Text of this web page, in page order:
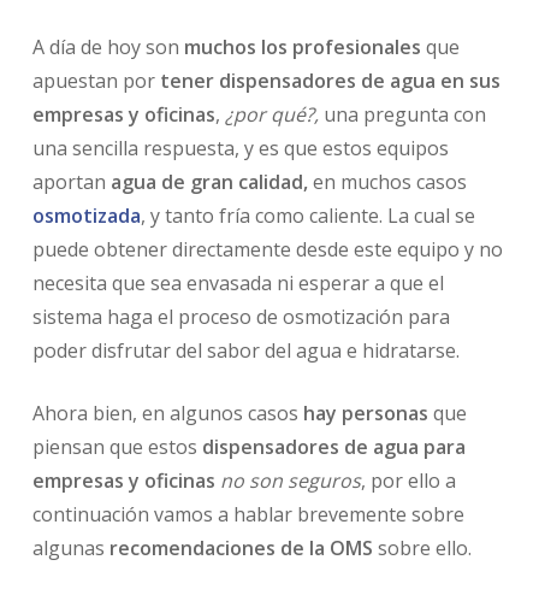
A día de hoy son muchos los profesionales que
apuestan por tener dispensadores de agua en sus
empresas y oficinas, ¿por qué?,una pregunta con
una sencilla respuesta, y es que estos equipos
aportan agua de gran calidad,en muchos casos
osmotizada, y tanto fría como caliente. La cual se
puede obtener directamente desde este equipo y no
necesita que sea envasada ni esperar a que el
sistema haga el proceso de osmotización para
poder disfrutar del sabor del agua e hidratarse.
Ahora bien, en algunos casos hay personas que
piensan que estos dispensadores de agua para
empresas y oficinas no son seguros, por ello a
continuación vamos a hablar brevemente sobre
algunas recomendaciones de la OMS sobre ello.